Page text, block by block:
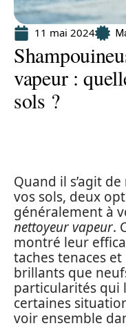
11 mai 2024
vapeur :
sols ?
Quand il s’agit de
vos sols, deux
généralement à
nettoyeur vapeur.
montré leur
taches tenaces
brillants que
particularités qui
certaines
voir ensemble